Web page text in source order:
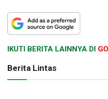
IKUTI BERITA LAINNYA DI
Berita Lintas